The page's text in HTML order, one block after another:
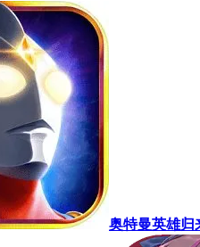
奥特曼英雄归